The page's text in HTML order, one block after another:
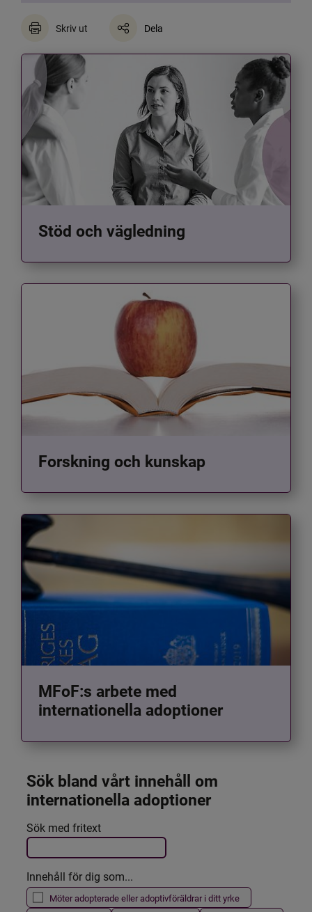
Skriv ut Dela
Stöd och vägledning
Forskning och kunskap
MFoF:s arbete med
internationella adoptioner
Sök bland vårt innehåll om
internationella adoptioner
Filtrera resultatet
Det här formuläret postas automatiskt
Sök med fritext
Innehåll för dig som...
Möter adopterade eller adoptivföräldrar i ditt yrke